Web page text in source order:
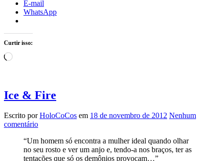
E-mail
WhatsApp
Curtir isso:
Carregando...
Ice & Fire
Escrito porHoloCoCos em 18 de novembro de 2012 Nenhum
comentário
“Um homem só encontra a mulher ideal quando olhar
no seu rosto e ver um anjo e, tendo-a nos braços, ter as
tentações que só os demônios provocam…”